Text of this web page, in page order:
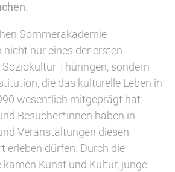
Sommerakademie
nur eines der ersten
Thüringen, sondern
die das kulturelle Leben in
wesentlich mitgeprägt hat.
Besucher*innen haben in
Veranstaltungen diesen
erleben dürfen. Durch die
Kunst und Kultur, junge